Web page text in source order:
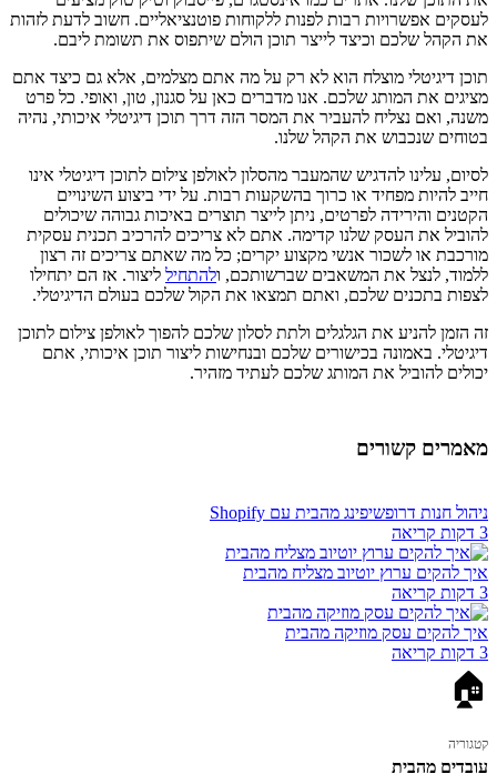
לעסקים אפשרויות רבות לפנות ללקוחות פוטנציאליים. חשוב לדעת לזהות
את הקהל שלכם וכיצד לייצר תוכן הולם שיתפוס את תשומת ליבם.
תוכן דיגיטלי מוצלח הוא לא רק על מה אתם מצלמים, אלא גם כיצד אתם
מציגים את המותג שלכם. אנו מדברים כאן על סגנון, טון, ואופי. כל פרט
משנה, ואם נצליח להעביר את המסר הזה דרך תוכן דיגיטלי איכותי, נהיה
בטוחים שנכבוש את הקהל שלנו.
לסיום, עלינו להדגיש שהמעבר מהסלון לאולפן צילום לתוכן דיגיטלי אינו
חייב להיות מפחיד או כרוך בהשקעות רבות. על ידי ביצוע השינויים
הקטנים והירידה לפרטים, ניתן לייצר תוצרים באיכות גבוהה שיכולים
להוביל את העסק שלנו קדימה. אתם לא צריכים להרכיב תכנית עסקית
מורכבת או לשכור אנשי מקצוע יקרים; כל מה שאתם צריכים זה רצון
ללמוד, לנצל את המשאבים שברשותכם, ולהתחיל ליצור. אז הם יתחילו
לצפות בתכנים שלכם, ואתם תמצאו את הקול שלכם בעולם הדיגיטלי.
זה הזמן להניע את הגלגלים ולתת לסלון שלכם להפוך לאולפן צילום לתוכן
דיגיטלי. באמונה בכישורים שלכם ובנחישות ליצור תוכן איכותי, אתם
יכולים להוביל את המותג שלכם לעתיד מזהיר.
מאמרים קשורים
ניהול חנות דרופשיפינג מהבית עם Shopify
3 דקות קריאה
איך להקים ערוץ יוטיוב מצליח מהבית
3 דקות קריאה
איך להקים עסק מוזיקה מהבית
3 דקות קריאה
🏠
קטגוריה
עובדים מהבית